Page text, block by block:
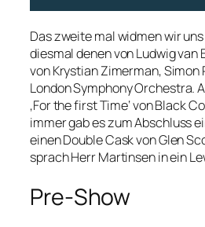
Das zweite mal widmen wir
diesmal denen von Ludwig van
von Krystian Zimerman, Simon
London Symphony Orchestra.
‚For the first Time‘ von Black
immer gab es zum Abschluss
einen Double Cask von Glen
sprach Herr Martinsen in ein
Pre-Show